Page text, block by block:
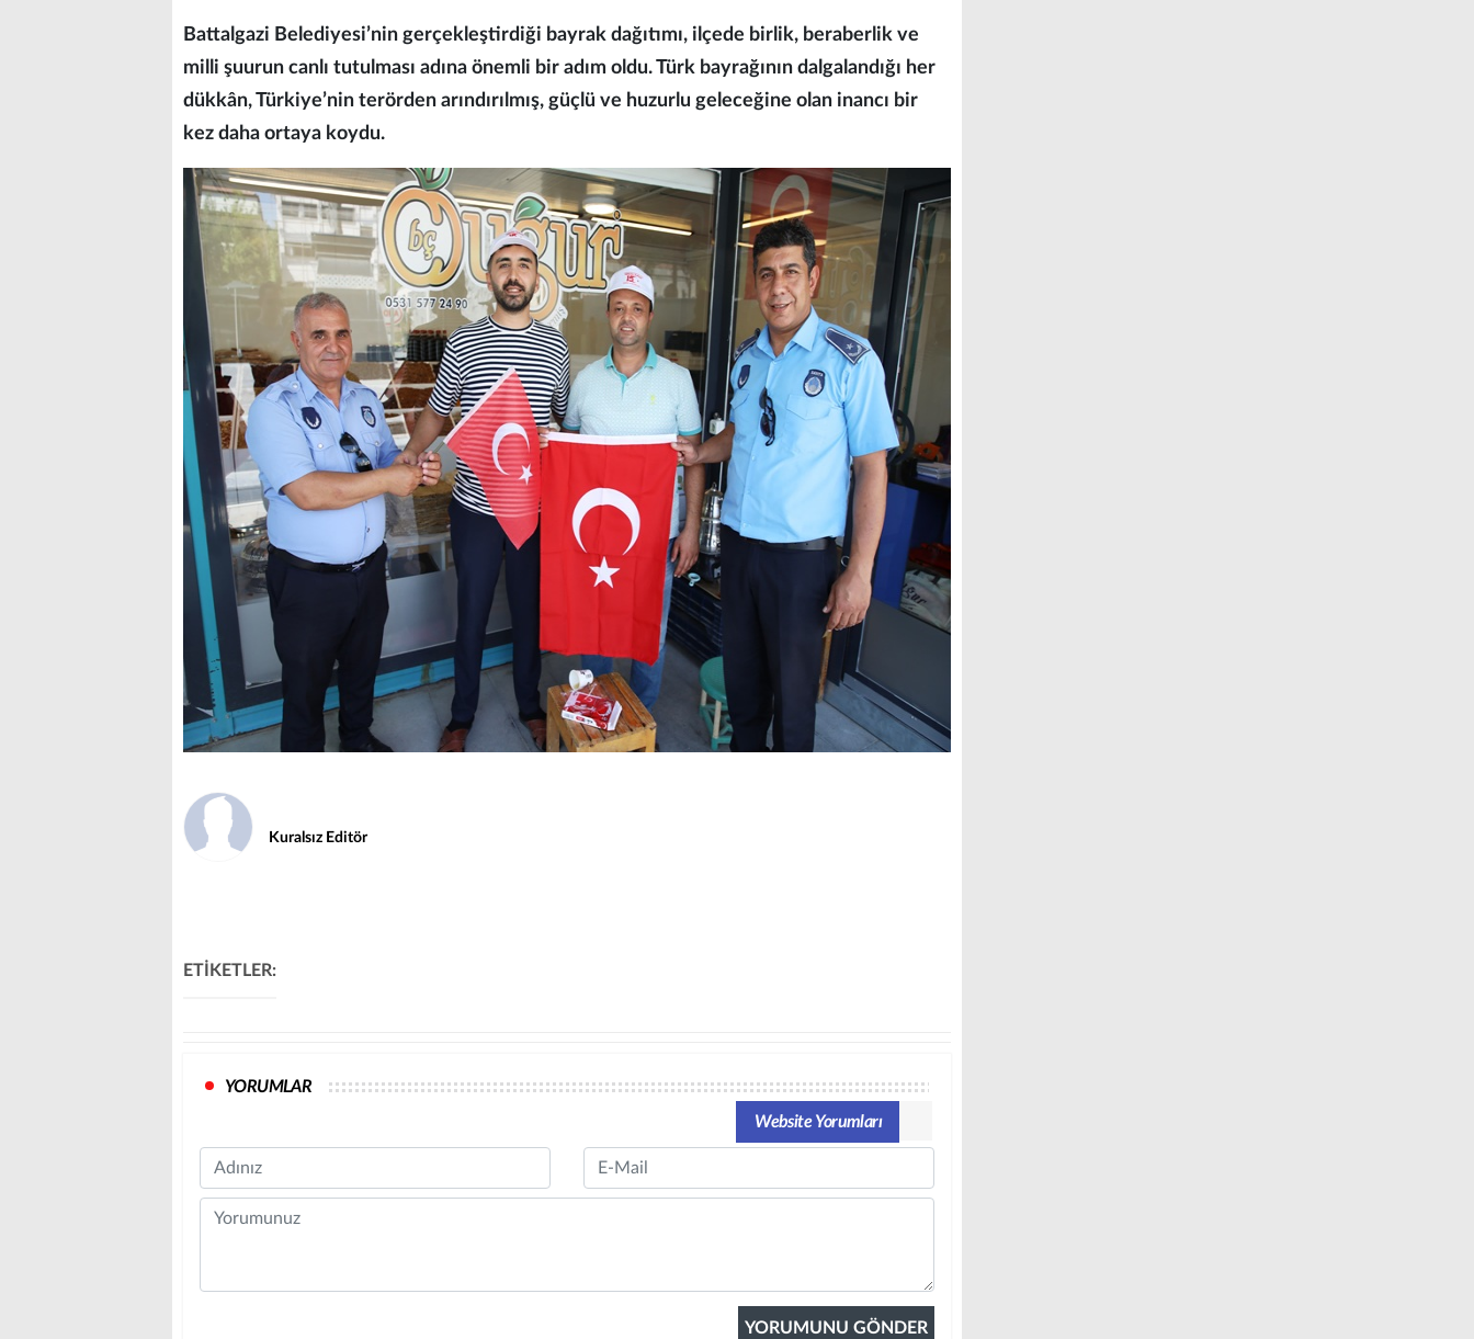
Battalgazi Belediyesi’nin gerçekleştirdiği bayrak dağıtımı, ilçede birlik, beraberlik ve
milli şuurun canlı tutulması adına önemli bir adım oldu. Türk bayrağının dalgalandığı her
dükkân, Türkiye’nin terörden arındırılmış, güçlü ve huzurlu geleceğine olan inancı bir
kez daha ortaya koydu.
Kuralsız Editör
ETİKETLER:
YORUMLAR
Website Yorumları
Name Email
Comment